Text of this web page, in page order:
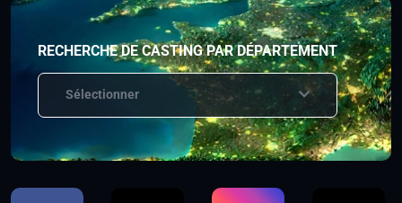
RECHERCHE DE CASTING PAR DÉPARTEMENT
Sélectionner